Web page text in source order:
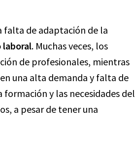
falta de adaptación de la
laboral. Muchas veces, los
de profesionales, mientras
una alta demanda y falta de
y las necesidades del
a pesar de tener una